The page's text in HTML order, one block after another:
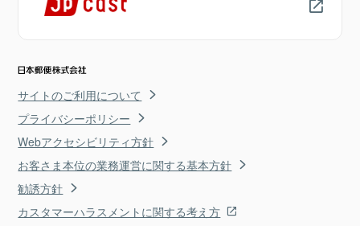
サイトのご利用について
プライバシーポリシー
Webアクセシビリティ方針
お客さま本位の業務運営に関する基本方針
勧誘方針
カスタマーハラスメントに関する考え方